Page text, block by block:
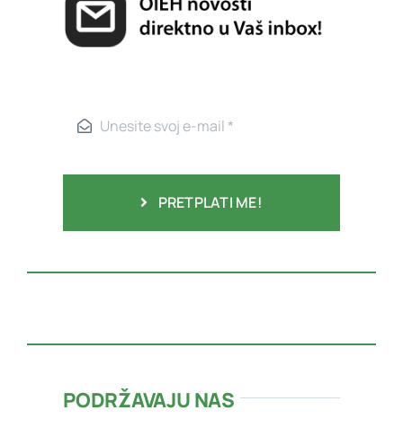
PRETPLATI ME!
PODRŽAVAJU NAS